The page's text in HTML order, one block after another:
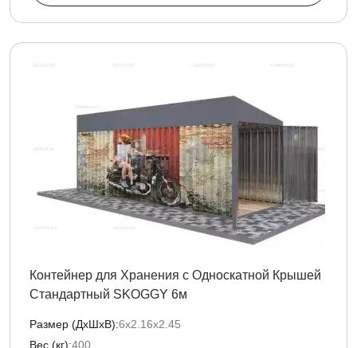
Контейнер для Хранения с Односкатной Крышей
Стандартный SKOGGY 6м
Размер (ДxШxВ):6х2.16х2.45
Вес (кг):400